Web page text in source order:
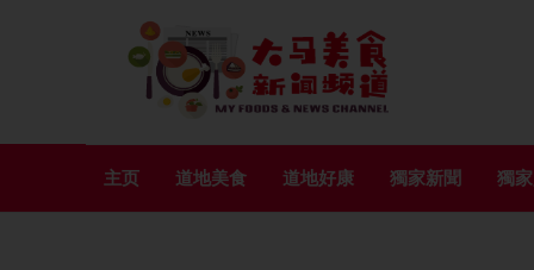
主页 道地美食 道地好康 獨家新聞 獨